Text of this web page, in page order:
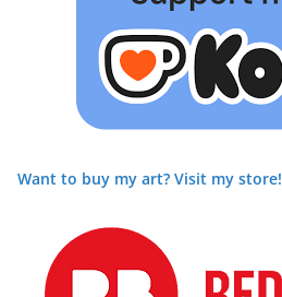
Want to buy my art? Visit my store!